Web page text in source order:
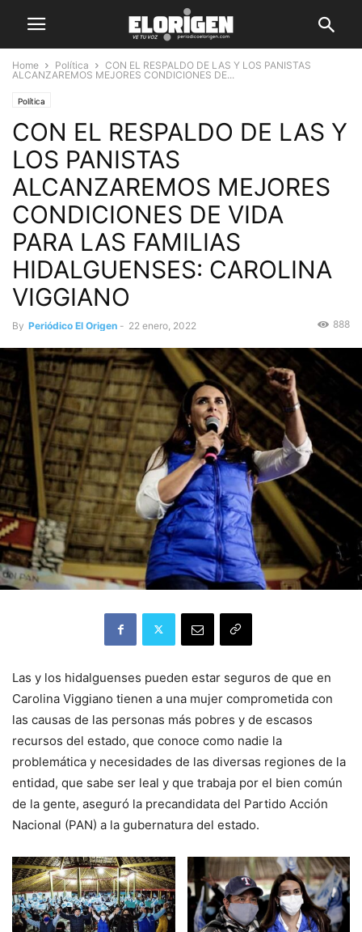
Home Política
CON EL RESPALDO DE LAS Y LOS PANISTAS
ALCANZAREMOS MEJORES CONDICIONES DE...
Política
CON EL RESPALDO DE LAS Y
LOS PANISTAS
ALCANZAREMOS MEJORES
CONDICIONES DE VIDA
PARA LAS FAMILIAS
HIDALGUENSES: CAROLINA
VIGGIANO
By Periódico El Origen - 22 enero, 2022 888
Las y los hidalguenses pueden estar seguros de que en
Carolina Viggiano tienen a una mujer comprometida con
las causas de las personas más pobres y de escasos
recursos del estado, que conoce como nadie la
problemática y necesidades de las diversas regiones de la
entidad, que sabe ser leal y que trabaja por el bien común
de la gente, aseguró la precandidata del Partido Acción
Nacional (PAN) a la gubernatura del estado.